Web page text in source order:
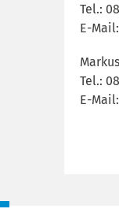
Tel.:
E-
Tel.:
E-